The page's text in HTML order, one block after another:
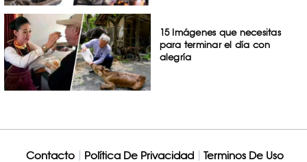
15 Imágenes que necesitas
para terminar el día con
alegría
Contacto Política De Privacidad Terminos De Uso